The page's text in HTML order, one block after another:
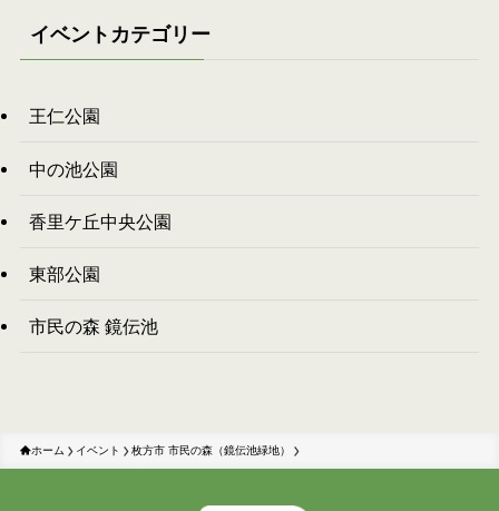
イベントカテゴリー
王仁公園
中の池公園
香里ケ丘中央公園
東部公園
市民の森 鏡伝池
ホーム イベント 枚方市 市民の森（鏡伝池緑地）